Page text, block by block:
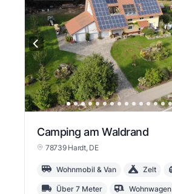
Camping am Waldrand
78739 Hardt, DE
Wohnmobil & Van Zelt
Über 7 Meter Wohnwagen